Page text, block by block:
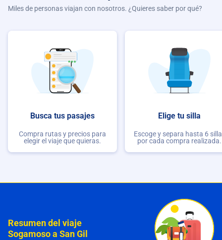
Miles de personas viajan con nosotros. ¿Quieres saber por qué?
Busca tus pasajes
Compra rutas y precios para
elegir el viaje que quieras.
Elige tu silla
Escoge y separa hasta 6
por cada compra realizada.
Resumen del viaje
Sogamoso a San Gil